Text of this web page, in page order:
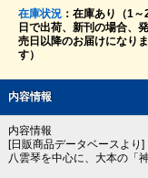
在庫状況：在庫あり（1～
日で出荷、新刊の場合、発
売日以降のお届けになりま
す）
内容情報
内容情報
[日販商品データベースより]
八雲琴を中心に、大本の「